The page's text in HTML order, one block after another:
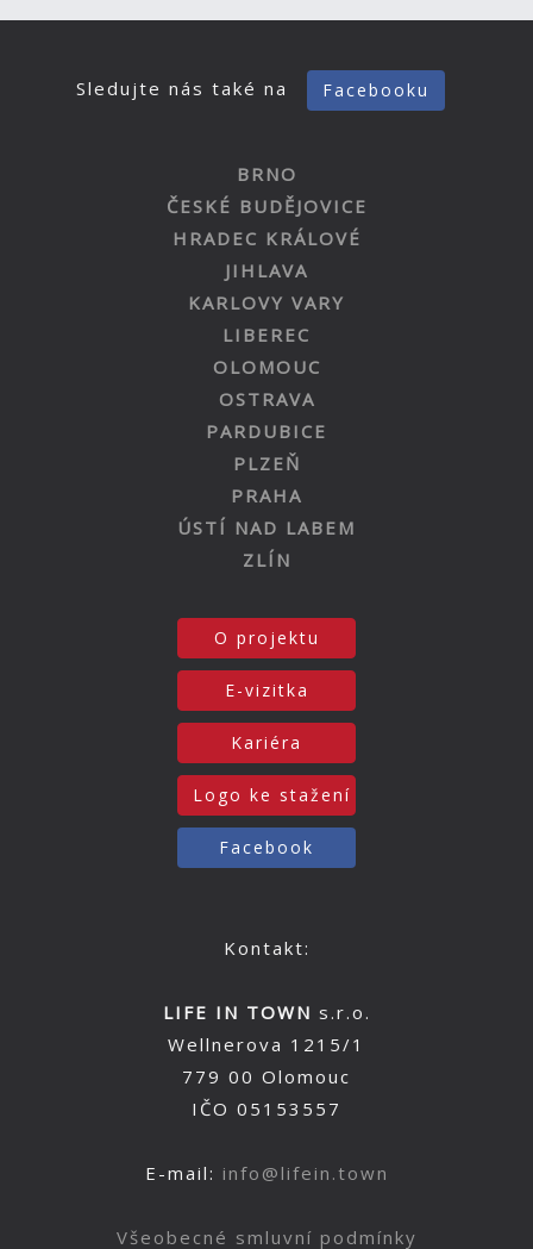
Sledujte nás také na Facebooku
BRNO
ČESKÉ BUDĚJOVICE
HRADEC KRÁLOVÉ
JIHLAVA
KARLOVY VARY
LIBEREC
OLOMOUC
OSTRAVA
PARDUBICE
PLZEŇ
PRAHA
ÚSTÍ NAD LABEM
ZLÍN
O projektu
E-vizitka
Kariéra
Logo ke stažení
Facebook
Kontakt:
LIFE IN TOWN s.r.o.
Wellnerova 1215/1
779 00 Olomouc
IČO 05153557
E-mail: info@lifein.town
Všeobecné smluvní podmínky